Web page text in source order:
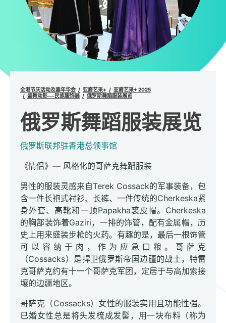
全港节庆活动及嘉年华会 亚裔艺采+
亚裔艺采+ 2025
盛舞动影──民族服饰展
俄罗斯舞蹈服装展览
俄罗斯舞蹈服装展览
俄罗斯联邦驻香港总领事馆
《情侣》— 风格化的哥萨克舞蹈服装
男性的服装灵感来自Terek Cossack的军事装备，包
含一件长袍式衬衫、长裤、一件传统的Cherkeska紧
身外套、高靴和一顶Papakha裘皮帽。Cherkeska
的胸部装饰着Gaziri，一排的饰管，配有金属帽，历
史上用来盛装步枪的火药。有趣的是，最后一根饰管
可以容纳干肉，作为应急口粮。哥萨克
（Cossacks）是捍卫俄罗斯帝国边疆的战士，特雷
克哥萨克约有十一个哥萨克军团，定居于与高加索接
壤的边疆地区。
哥萨克（Cossacks）女性的服装实用且功能性强。
已婚女性总是将头发梳成发髻，用一块布料（称为